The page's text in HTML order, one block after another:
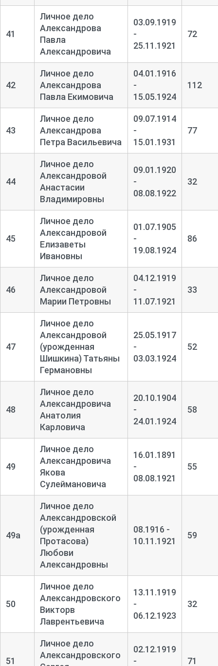
41
Личное дело
Александрова
Павла
Александровича
03.09.1919
-
25.11.1921
72
42
Личное дело
Александрова
Павла Екимовича
04.01.1916
-
15.05.1924
112
43
Личное дело
Александрова
Петра Васильевича
09.07.1914
-
15.01.1931
77
44
Личное дело
Александровой
Анастасии
Владимировны
09.01.1920
-
08.08.1922
32
45
Личное дело
Александровой
Елизаветы
Ивановны
01.07.1905
-
19.08.1924
86
46
Личное дело
Александровой
Марии Петровны
04.12.1919
-
11.07.1921
33
47
Личное дело
Александровой
(урожденная
Шишкина) Татьяны
Германовны
25.05.1917
-
03.03.1924
52
48
Личное дело
Александровича
Анатолия
Карловича
20.10.1904
-
24.01.1924
58
49
Личное дело
Александровича
Якова
Сулеймановича
16.01.1891
-
08.08.1921
55
49а
Личное дело
Александровской
(урожденная
Протасова)
Любови
Александровны
08.1916 -
10.11.1921
59
50
Личное дело
Александровского
Викторв
Лаврентьевича
13.11.1919
-
06.12.1923
32
51
Личное дело
Александровского
02.12.1919
-
71